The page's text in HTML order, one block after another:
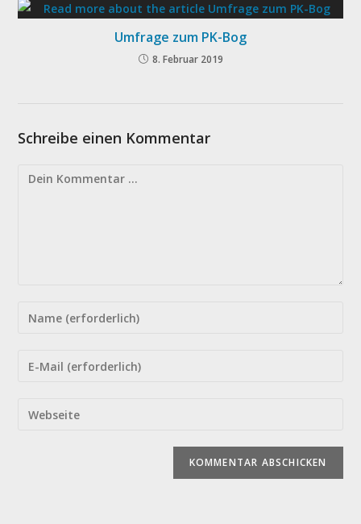
Umfrage zum PK-Bog
8. Februar 2019
Schreibe einen Kommentar
Kommentieren
Gib
oder
zum
Gib
Mail-
Gib